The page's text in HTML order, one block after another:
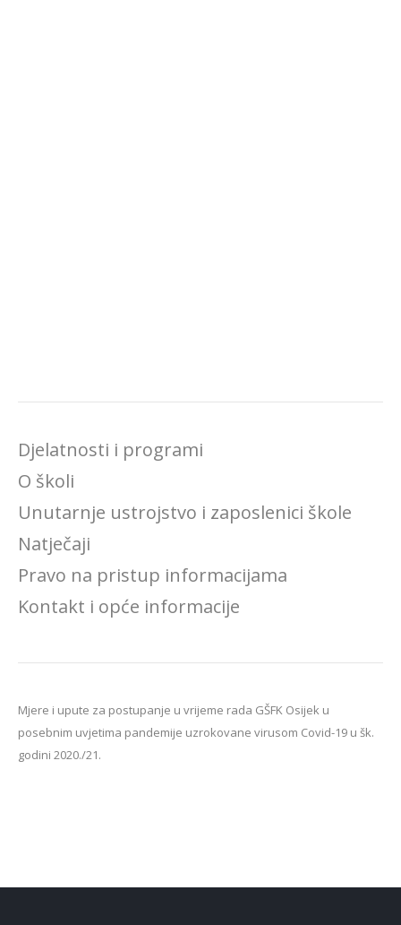
Djelatnosti i programi
O školi
Unutarnje ustrojstvo i zaposlenici škole
Natječaji
Pravo na pristup informacijama
Kontakt i opće informacije
Mjere i upute za postupanje u vrijeme rada GŠFK Osijek u
posebnim uvjetima pandemije uzrokovane virusom Covid-19 u šk.
godini 2020./21.